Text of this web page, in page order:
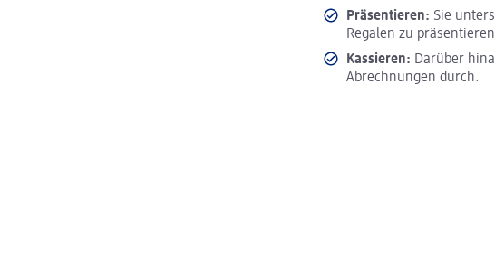
Präsentieren: Sie
Regalen zu
Kassieren: Darüber
Abrechnungen durch.